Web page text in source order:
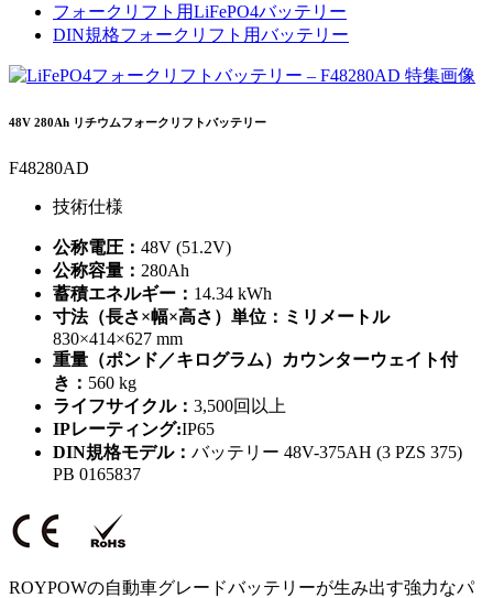
フォークリフト用LiFePO4バッテリー
DIN規格フォークリフト用バッテリー
48V 280Ah リチウムフォークリフトバッテリー
F48280AD
技術仕様
公称電圧： 48V (51.2V)
公称容量： 280Ah
蓄積エネルギー： 14.34 kWh
寸法（長さ×幅×高さ）単位：ミリメートル
830×414×627 mm
重量（ポンド／キログラム）カウンターウェイト付
き： 560 kg
ライフサイクル： 3,500回以上
IPレーティング:IP65
DIN規格モデル： バッテリー 48V-375AH (3 PZS 375)
PB 0165837
ROYPOWの自動車グレードバッテリーが生み出す強力なパ